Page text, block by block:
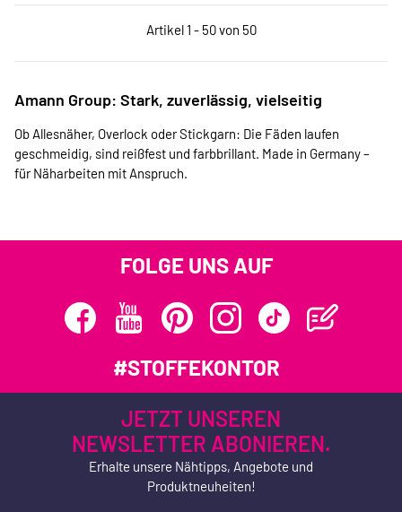
Artikel 1 - 50 von 50
Amann Group: Stark, zuverlässig, vielseitig
Ob Allesnäher, Overlock oder Stickgarn: Die Fäden laufen
geschmeidig, sind reißfest und farbbrillant. Made in Germany –
für Näharbeiten mit Anspruch.
FOLGE UNS AUF
#STOFFEKONTOR
JETZT UNSEREN
NEWSLETTER ABONIEREN.
Erhalte unsere Nähtipps, Angebote und
Produktneuheiten!